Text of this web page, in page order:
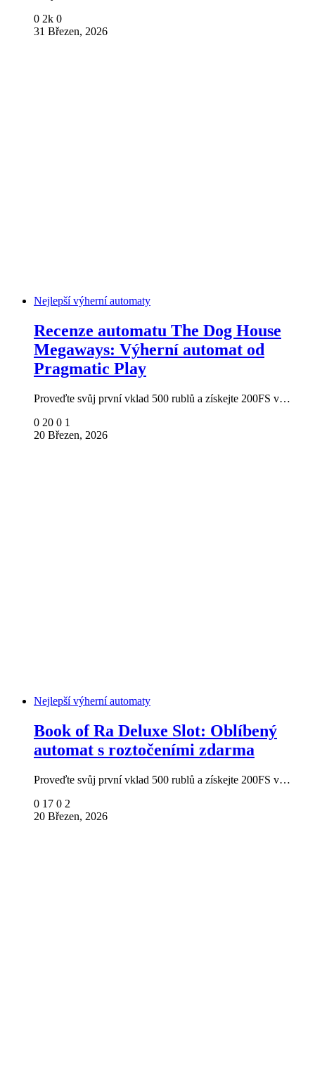
0 2k 0
31 Březen, 2026
Nejlepší výherní automaty
Recenze automatu The Dog House
Megaways: Výherní automat od
Pragmatic Play
Proveďte svůj první vklad 500 rublů a získejte 200FS v…
0 20 0 1
20 Březen, 2026
Nejlepší výherní automaty
Book of Ra Deluxe Slot: Oblíbený
automat s roztočeními zdarma
Proveďte svůj první vklad 500 rublů a získejte 200FS v…
0 17 0 2
20 Březen, 2026